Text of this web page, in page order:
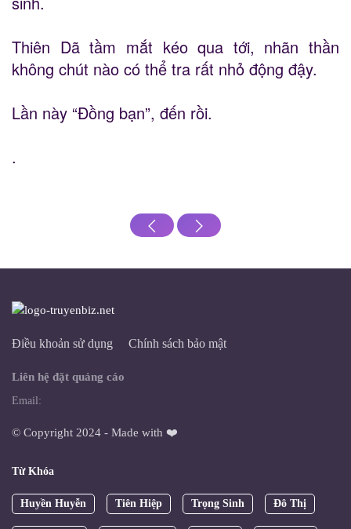
Thiên Dã tầm mắt kéo qua tới, nhãn thần
không chút nào có thể tra rất nhỏ động đậy.
Lần này “Đồng bạn”, đến rồi.
.
Điều khoản sử dụng Chính sách bảo mật
Liên hệ đặt quảng cáo
Email:
© Copyright 2024 - Made with ❤️
Từ Khóa
Huyền Huyễn Tiên Hiệp Trọng Sinh Đô Thị